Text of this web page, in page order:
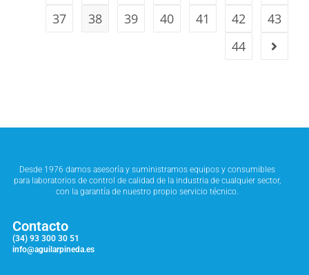
37
38 39 40 41 42
43
44
Desde 1976 damos asesoría y suministramos equipos y consumibles
para laboratorios de control de calidad de la industria de cualquier sector,
con la garantía de nuestro propio servicio técnico.
Contacto
(34) 93 300 30 51
info@aguilarpineda.es